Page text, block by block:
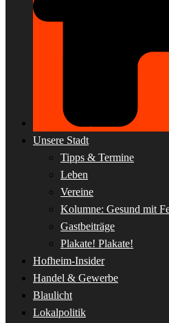
Unsere Stadt
Tipps & Termine
Leben
Vereine
Kolumne: Gesund mit
Gastbeiträge
Plakate! Plakate!
Hofheim-Insider
Handel & Gewerbe
Blaulicht
Lokalpolitik